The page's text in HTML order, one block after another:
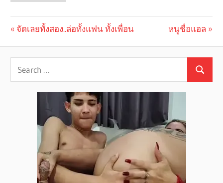
navigation
Previous
จัดเลยทั้งสอง..ล่อทั้งแฟน ทั้งเพื่อน
Next
หนูชื่อแอล